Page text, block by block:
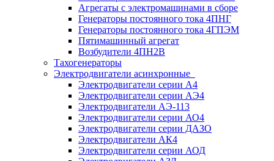
Агрегаты с электромашинами в сборе
Генераторы постоянного тока 4ПНГ
Генераторы постоянного тока 4ГПЭМ
Пятимашинный агрегат
Возбудители 4ПН2В
Тахогенераторы
Электродвигатели асинхронные
Электродвигатели серии А4
Электродвигатели серии АЭ4
Электродвигатели АЭ-113
Электродвигатели серии АО4
Электродвигатели серии ДАЗО
Электродвигатели АК4
Электродвигатели серии АОД